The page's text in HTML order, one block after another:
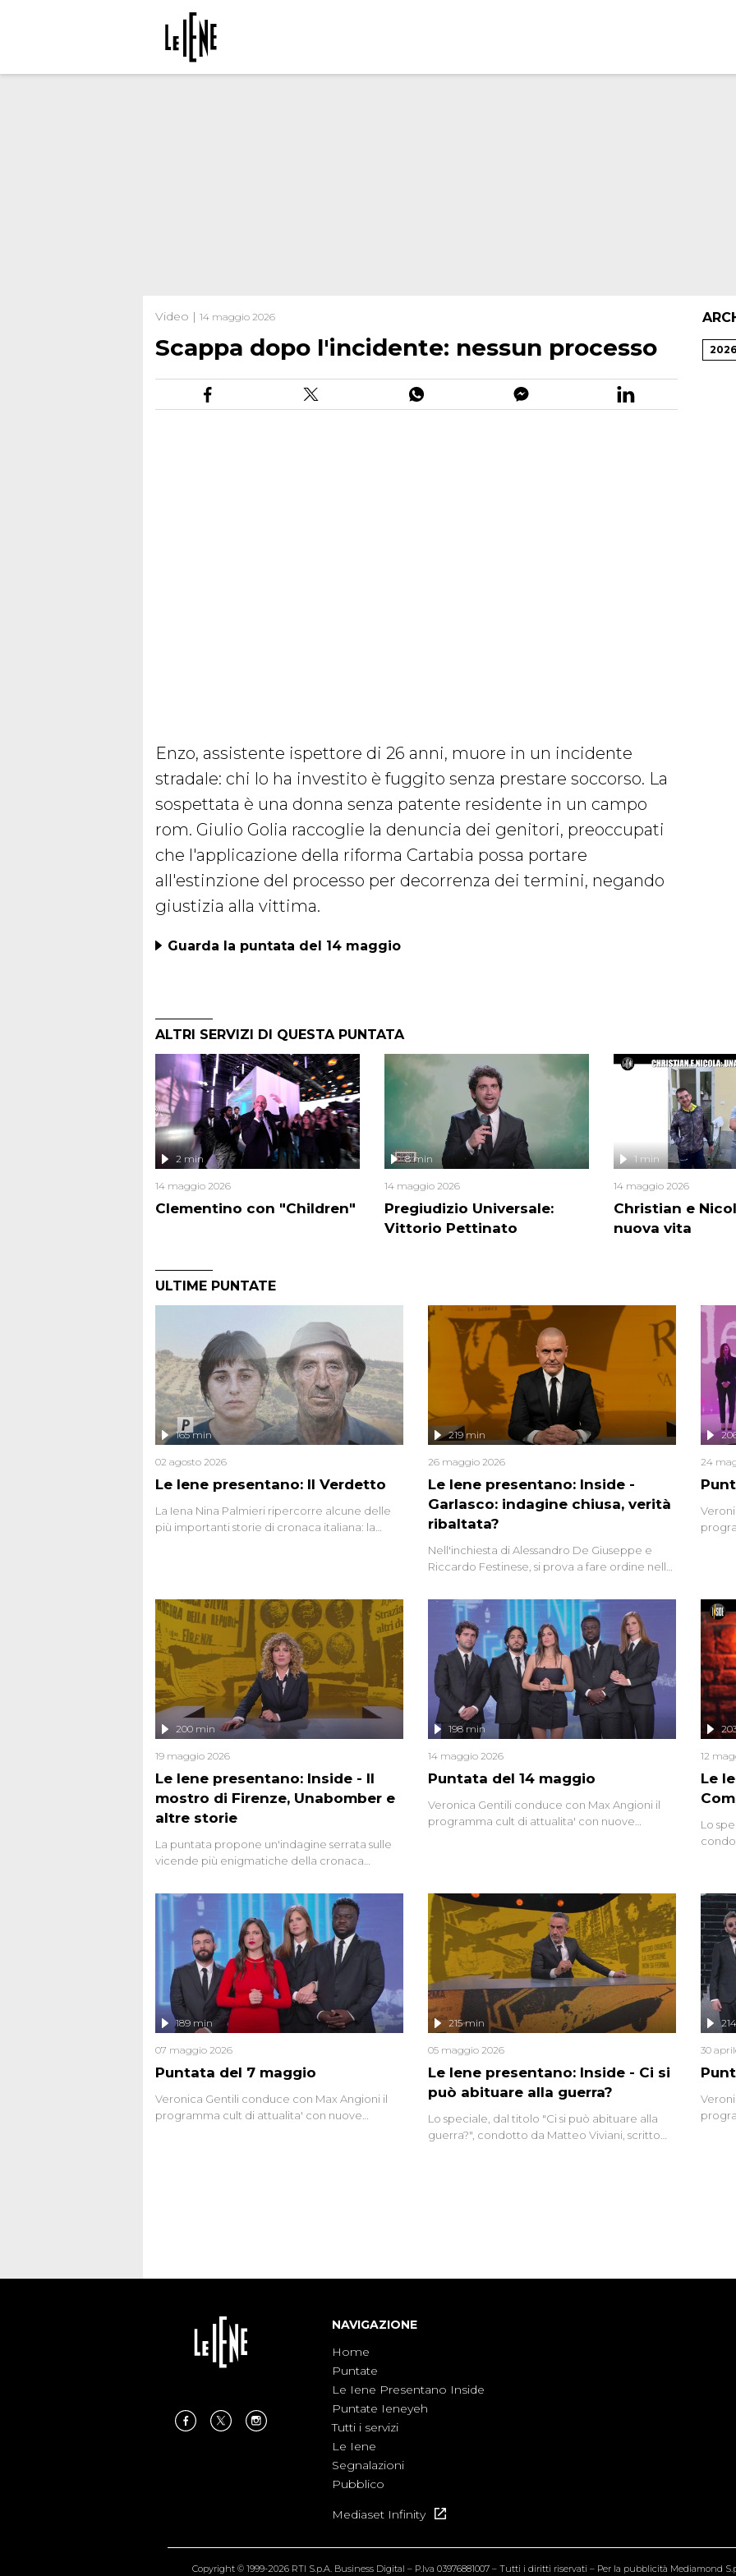
Video | 14 maggio 2026
Scappa dopo l'incidente: nessun processo
Enzo, assistente ispettore di 26 anni, muore in un incidente
stradale: chi lo ha investito è fuggito senza prestare soccorso. La
sospettata è una donna senza patente residente in un campo
rom. Giulio Golia raccoglie la denuncia dei genitori, preoccupati
che l'applicazione della riforma Cartabia possa portare
all'estinzione del processo per decorrenza dei termini, negando
giustizia alla vittima.
Guarda la puntata del 14 maggio
ALTRI SERVIZI DI QUESTA PUNTATA
Clementino con "Children"
2 min
14 maggio 2026
Pregiudizio Universale:
Vittorio Pettinato
8 min
14 maggio 2026
Christian e
nuova vita
1 min
14 maggio 2026
2026
ULTIME PUNTATE
Le Iene presentano: Il Verdetto
165 min
02 agosto 2026
La Iena Nina Palmieri ripercorre alcune delle
più importanti storie di cronaca italiana: la
Le Iene presentano: Inside -
Garlasco: indagine chiusa, verità
ribaltata?
219 min
26 maggio 2026
Nell'inchiesta di Alessandro De Giuseppe e
Riccardo Festinese, si prova a fare ordine nella
continuano a emergere attorno a una delle
vicende giudiziarie più discusse degli ultimi
anni. Lo speciale ricostruisce la vicenda
mettendo in fila testimonianze, errori, dettagli
controversi e i protagonisti di un'indagine che
sembra non avere fine.
24
Le Iene presentano: Inside - Il
mostro di Firenze, Unabomber e
altre storie
200 min
19 maggio 2026
La puntata propone un'indagine serrata sulle
vicende più enigmatiche della cronaca
seriale responsabile di decine di attentati tra
gli anni '90 e il 2000 che, inquietantemente,
potrebbe essere ancora in libertà. Lo speciale
affronta inoltre le zone d'ombra sul Mostro di
Firenze, le cui responsabilità appaiono ancora
oggi avvolte in un groviglio di dubbi mai
chiariti. Nel corso dello speciale anche
l'intervista inedita a Olindo Romano, realizzata
ne...
Puntata del 14 maggio
198 min
14 maggio 2026
Veronica Gentili conduce con Max Angioni il
programma cult di attualita' con nuove
Le
12
Lo
e
Puntata del 7 maggio
189 min
07 maggio 2026
Veronica Gentili conduce con Max Angioni il
programma cult di attualita' con nuove
Le Iene presentano: Inside - Ci si
può abituare alla guerra?
215 min
05 maggio 2026
Lo speciale, dal titolo "Ci si può abituare alla
guerra?", condotto da Matteo Viviani, scritto
30
NAVIGAZIONE
Home
Puntate
Le Iene Presentano Inside
Puntate Ieneyeh
Tutti i servizi
Le Iene
Segnalazioni
Pubblico
Mediaset Infinity
Copyright © 1999-2026 RTI S.p.A. Business Digital – P.Iva 03976881007 – Tutti i diritti riservati – Per la pubblicità Mediamond